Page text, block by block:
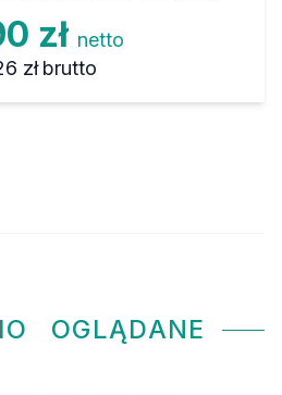
zł netto
zł brutto
OGLĄDANE